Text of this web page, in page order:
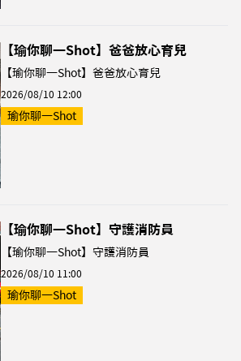
【瑜你聊一Shot】爸爸放心育兒
【瑜你聊一Shot】爸爸放心育兒
2026/08/10 12:00
瑜你聊一Shot
【瑜你聊一Shot】守護消防員
【瑜你聊一Shot】守護消防員
2026/08/10 11:00
瑜你聊一Shot